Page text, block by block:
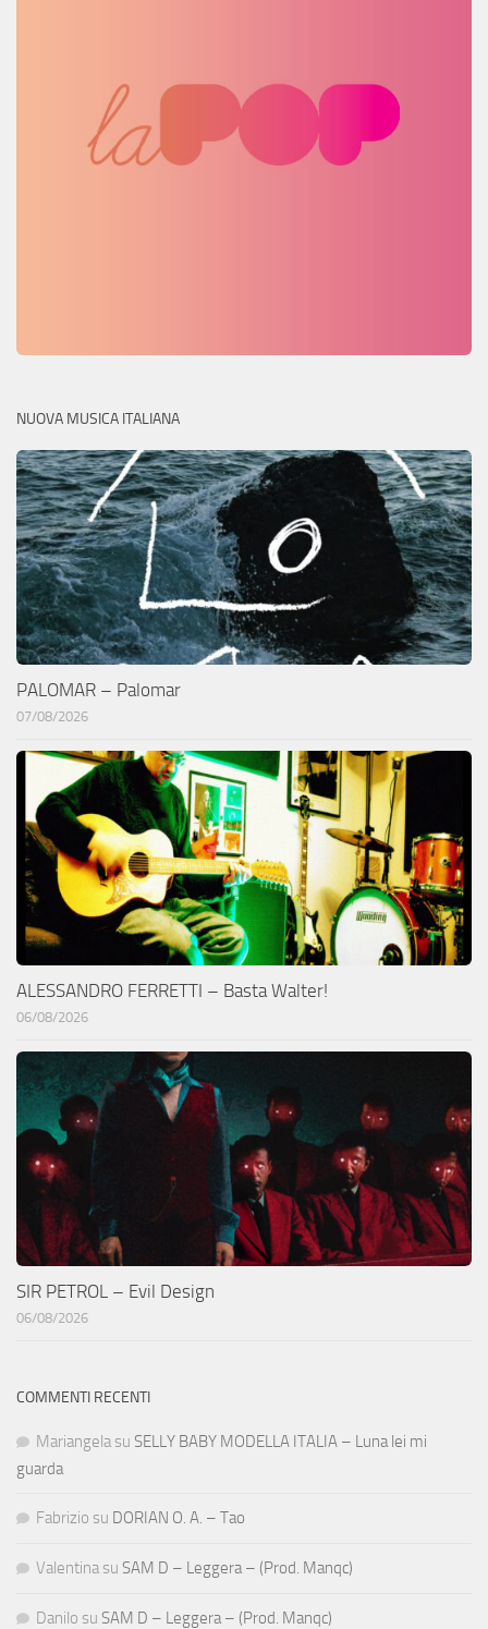
NUOVA MUSICA ITALIANA
PALOMAR – Palomar
07/08/2026
ALESSANDRO FERRETTI – Basta Walter!
06/08/2026
SIR PETROL – Evil Design
06/08/2026
COMMENTI RECENTI
Mariangela su SELLY BABY MODELLA ITALIA – Luna lei mi
guarda
Fabrizio su DORIAN O. A. – Tao
Valentina su SAM D – Leggera – (Prod. Manqc)
Danilo su SAM D – Leggera – (Prod. Manqc)